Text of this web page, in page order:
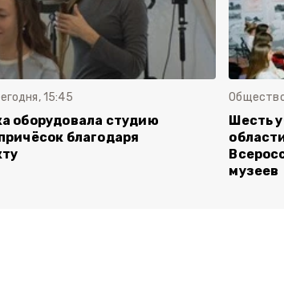
15:45
оборудовала студию
благодаря
Шесть
музеев